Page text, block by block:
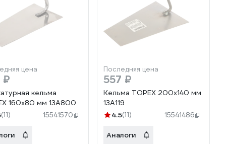
цена
₽
кельма
160x80 мм 13A800
(11) 15541570
Последняя цена
557 ₽
Кельма TOPEX 200x140 мм
13A119
4.5(11) 15541486
Аналоги